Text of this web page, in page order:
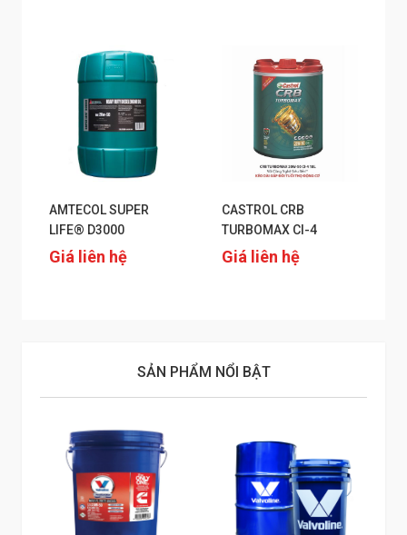
AMTECOL SUPER
LIFE® D3000
Giá liên hệ
CASTROL CRB
TURBOMAX CI-4
Giá liên hệ
SẢN PHẨM NỔI BẬT